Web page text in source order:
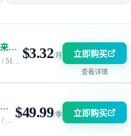
马来西亚 | 电信 GIA + 联通 9929 | 优惠码：AFF2377-DEV
1C / 512MB / 5GB SSD / 150GB 流量 $3.32/月 立即购买
查看详情
洛杉矶 DC6 机房 | 电信 / 联通 CN2 GIA + 移动 CMIN2
2C / 2GB / 40GB SSD / 2.5TB 流量 $49.99/季 立即购买